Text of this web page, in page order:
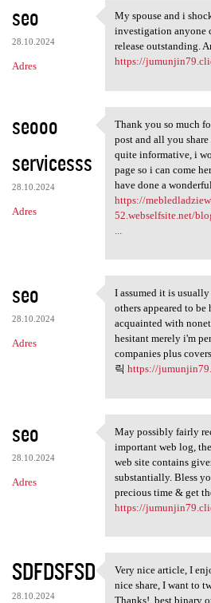
seo
28.10.2024
Adres
My spouse and i
My spouse and i
investigation anyone
release outstanding.
https://
seooo
servicesss
28.10.2024
Adres
Thank you so
Thank you so much
post and all you
quite informative, i
page so i can come
have done a
https://
52.webselfsite.net/
seo
28.10.2024
Adres
I assumed it is
I assumed it is
others appeared to
acquainted with
hesitant merely i'm
companies plus
릭 https://
seo
28.10.2024
Adres
May possibly
May possibly fairly
important web log,
web site contains
substantially. Bless
precious time & get
https://
SDFDSFSD
28.10.2024
Very nice article,
Very nice article, I
nice share, I want to
Thanks!. best binary